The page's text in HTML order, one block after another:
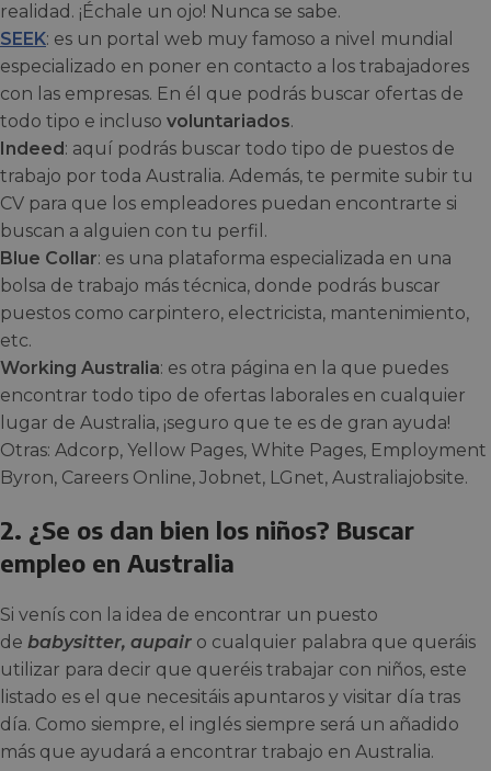
realidad. ¡Échale un ojo! Nunca se sabe.
SEEK: es un portal web muy famoso a nivel mundial
especializado en poner en contacto a los trabajadores
con las empresas. En él que podrás buscar ofertas de
todo tipo e incluso voluntariados.
Indeed : aquí podrás buscar todo tipo de puestos de
trabajo por toda Australia. Además, te permite subir tu
CV para que los empleadores puedan encontrarte si
buscan a alguien con tu perfil.
Blue Collar: es una plataforma especializada en una
bolsa de trabajo más técnica, donde podrás buscar
puestos como carpintero, electricista, mantenimiento,
etc.
Working Australia: es otra página en la que puedes
encontrar todo tipo de ofertas laborales en cualquier
lugar de Australia, ¡seguro que te es de gran ayuda!
Otras: Adcorp, Yellow Pages, White Pages, Employment
Byron, Careers Online, Jobnet, LGnet, Australiajobsite.
2. ¿Se os dan bien los niños? Buscar
empleo en Australia
Si venís con la idea de encontrar un puesto
de babysitter, aupair o cualquier palabra que queráis
utilizar para decir que queréis trabajar con niños, este
listado es el que necesitáis apuntaros y visitar día tras
día. Como siempre, el inglés siempre será un añadido
más que ayudará a encontrar trabajo en Australia.